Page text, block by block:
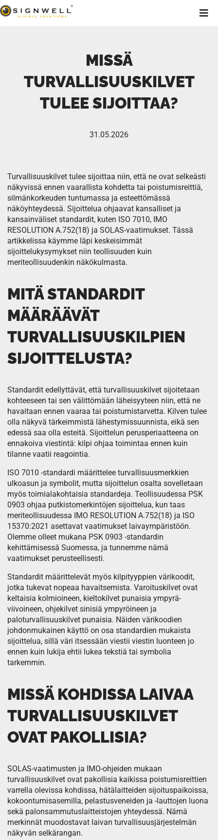
MISSÄ
TURVALLISUUSKILVET
TULEE SIJOITTAA?
31.05.2026
Turvallisuuskilvet tulee sijoittaa niin, että ne ovat selkeästi
näkyvissä ennen vaarallista kohdetta tai poistumisreittiä,
silmänkorkeuden tuntumassa ja esteettömässä
näköyhteydessä. Sijoittelua ohjaavat kansalliset ja
kansainväliset standardit, kuten ISO 7010, IMO
RESOLUTION A.752(18) ja SOLAS-vaatimukset. Tässä
artikkelissa käymme läpi keskeisimmät
sijoittelukysymykset niin teollisuuden kuin
meriteollisuudenkin näkökulmasta.
MITÄ STANDARDIT
MÄÄRÄÄVÄT
TURVALLISUUSKILPIEN
SIJOITTELUSTA?
Standardit edellyttävät, että turvallisuuskilvet sijoitetaan
kohteeseen tai sen välittömään läheisyyteen niin, että ne
havaitaan ennen vaaraa tai poistumistarvetta. Kilven tulee
olla näkyvä tärkeimmistä lähestymissuunnista, eikä sen
edessä saa olla esteitä. Sijoittelun perusperiaatteena on
ennakoiva viestintä: kilpi ohjaa toimintaa ennen kuin
tilanne vaatii reagointia.
ISO 7010 -standardi määrittelee turvallisuusmerkkien
ulkoasun ja symbolit, mutta sijoittelun osalta sovelletaan
myös toimialakohtaisia standardeja. Teollisuudessa PSK
0903 ohjaa putkistomerkintöjen sijoittelua, kun taas
meriteollisuudessa IMO RESOLUTION A.752(18) ja ISO
15370:2021 asettavat vaatimukset laivaympäristöön.
Olemme olleet mukana PSK 0903 -standardin
kehittämisessä Suomessa, ja tunnemme nämä
vaatimukset perusteellisesti.
Standardit määrittelevät myös kilpityyppien värikoodit,
jotka tukevat nopeaa havaitsemista. Varoituskilvet ovat
keltaisia kolmioineen, kieltokilvet punaisia ympyrä-
viivoineen, ohjekilvet sinisiä ympyröineen ja
paloturvallisuuskilvet punaisia. Näiden värikoodien
johdonmukainen käyttö on osa standardien mukaista
sijoittelua, sillä väri itsessään viestii viestin luonteen jo
ennen kuin lukija ehtii lukea tekstiä tai symbolia
tarkemmin.
MISSÄ KOHDISSA LAIVAA
TURVALLISUUSKILVET
OVAT PAKOLLISIA?
SOLAS-vaatimusten ja IMO-ohjeiden mukaan
turvallisuuskilvet ovat pakollisia kaikissa poistumisreittien
varrella olevissa kohdissa, hätälaitteiden sijoituspaikoissa,
kokoontumisasemilla, pelastusveneiden ja -lauttojen luona
sekä palonsammutuslaitteistojen yhteydessä. Nämä
merkinnät muodostavat laivan turvallisuusjärjestelmän
näkyvän selkärangan.